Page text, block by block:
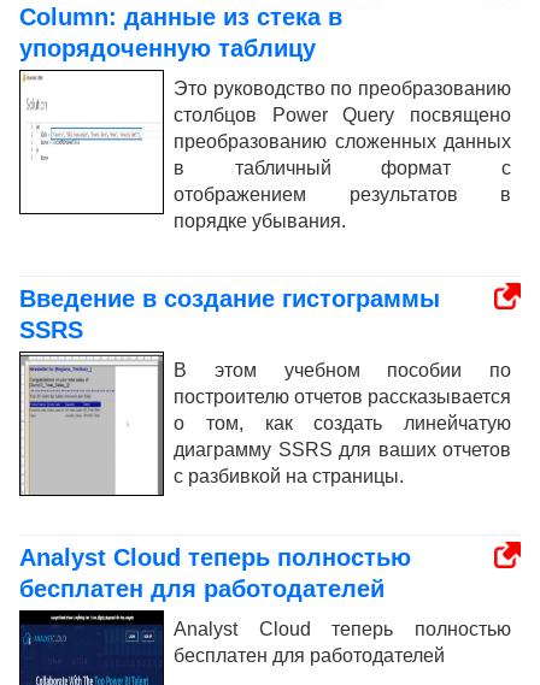
Column: данные из стека в
упорядоченную таблицу
Это руководство по преобразованию
столбцов Power Query посвящено
преобразованию сложенных данных
в табличный формат с
отображением результатов в
порядке убывания.
Введение в создание гистограммы
SSRS
В этом учебном пособии по
построителю отчетов рассказывается
о том, как создать линейчатую
диаграмму SSRS для ваших отчетов
с разбивкой на страницы.
Analyst Cloud теперь полностью
бесплатен для работодателей
Analyst Cloud теперь полностью
бесплатен для работодателей